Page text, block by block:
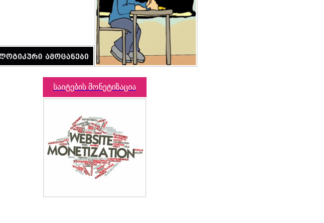
საიტების მონეტიზაცია